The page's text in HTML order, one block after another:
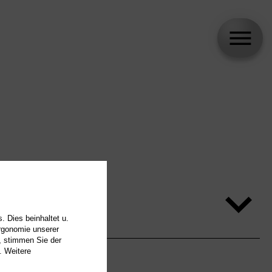
Dies beinhaltet u.
unserer
stimmen Sie der
Weitere